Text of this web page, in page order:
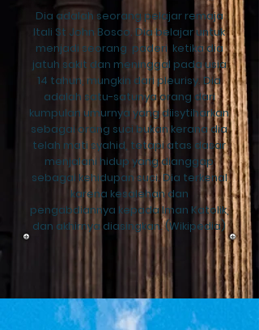
Dia adalah seorang pelajar remaja
Itali St John Bosco. Dia belajar untuk
menjadi seorang paderi ketika dia
jatuh sakit dan meninggal pada usia
14 tahun, mungkin dari pleurisy. Dia
adalah satu-satunya orang dari
kumpulan umurnya yang diisytiharkan
sebagai orang suci bukan kerana dia
telah mati syahid, tetapi atas dasar
menjalani hidup yang dianggap
sebagai kehidupan suci. Dia terkenal
karena kesalehan dan
pengabdiannya kepada Iman Katolik,
dan akhirnya diasingkan. (Wikipedia)